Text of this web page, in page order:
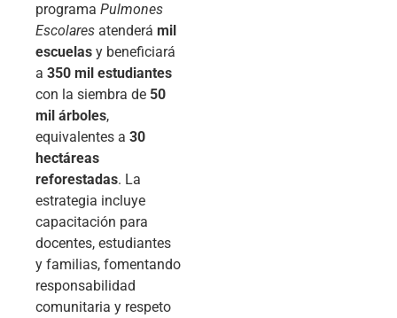
programa Pulmones
Escolares atenderá mil
escuelas y beneficiará
a 350 mil estudiantes
con la siembra de 50
mil árboles,
equivalentes a 30
hectáreas
reforestadas. La
estrategia incluye
capacitación para
docentes, estudiantes
y familias, fomentando
responsabilidad
comunitaria y respeto